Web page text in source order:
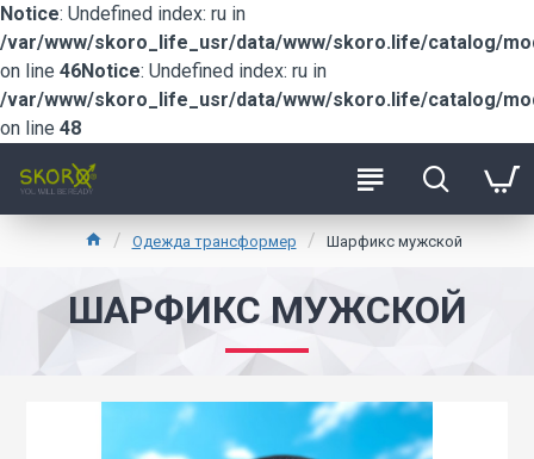
Notice: Undefined index: ru in
/var/www/skoro_life_usr/data/www/skoro.life/catalog/
on line 46Notice: Undefined index: ru in
/var/www/skoro_life_usr/data/www/skoro.life/catalog/
on line 48
Одежда трансформер Шарфикс мужской
ШАРФИКС МУЖСКОЙ